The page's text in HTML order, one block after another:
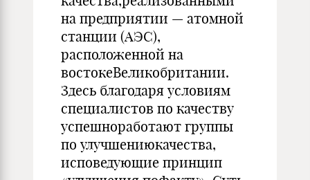
на предприятии — атомной
станции (АЭС),
расположен­ной на
востокеВеликобритании.
Здесь благодаря условиям
спе­циалистов по качеству
успешноработают группы
по улучшениюкачества,
исповедующие принцип